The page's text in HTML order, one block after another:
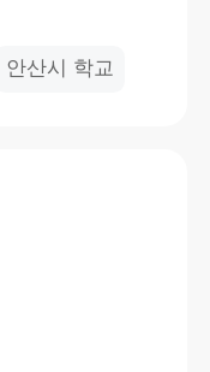
안산시 학교